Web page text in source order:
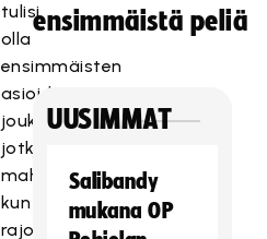
tulisi
olla
ensimmäisten
asioiden
joukossa,
jotka
mahdollistetaan,
kun
rajoitusten
ensimmäistä peliä
UUSIMMAT
Salibandy
mukana OP